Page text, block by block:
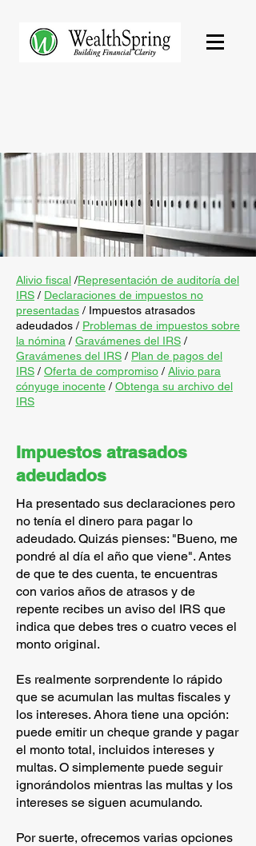
Alivio fiscal /Representación de auditoría del
IRS / Declaraciones de impuestos no
presentadas / Impuestos atrasados
adeudados / Problemas de impuestos sobre
la nómina / Gravámenes del IRS /
Gravámenes del IRS / Plan de pagos del
IRS / Oferta de compromiso / Alivio para
cónyuge inocente / Obtenga su archivo del
IRS
Impuestos atrasados ​​
adeudados
Ha presentado sus declaraciones pero
no tenía el dinero para pagar lo
adeudado. Quizás pienses: "Bueno, me
pondré al día el año que viene". Antes
de que te des cuenta, te encuentras
con varios años de atrasos y de
repente recibes un aviso del IRS que
indica que debes tres o cuatro veces el
monto original.
Es realmente sorprendente lo rápido
que se acumulan las multas fiscales y
los intereses. Ahora tiene una opción:
puede emitir un cheque grande y pagar
el monto total, incluidos intereses y
multas. O simplemente puede seguir
ignorándolos mientras las multas y los
intereses se siguen acumulando.
Por suerte, ofrecemos varias opciones